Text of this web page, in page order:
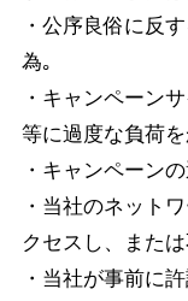
・公序良俗に反
為｡
・キャンペーン
等に過度な負荷
・キャンペーン
・当社のネット
クセスし、また
・当社が事前に